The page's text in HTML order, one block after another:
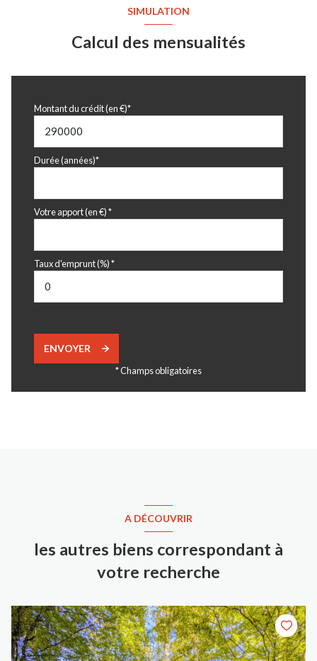
SIMULATION
Calcul des mensualités
Montant du crédit (en €)*
Durée (années)*
Votre apport (en €) *
Taux d'emprunt (%) *
ENVOYER
* Champs obligatoires
A DÉCOUVRIR
les autres biens correspondant à
votre recherche